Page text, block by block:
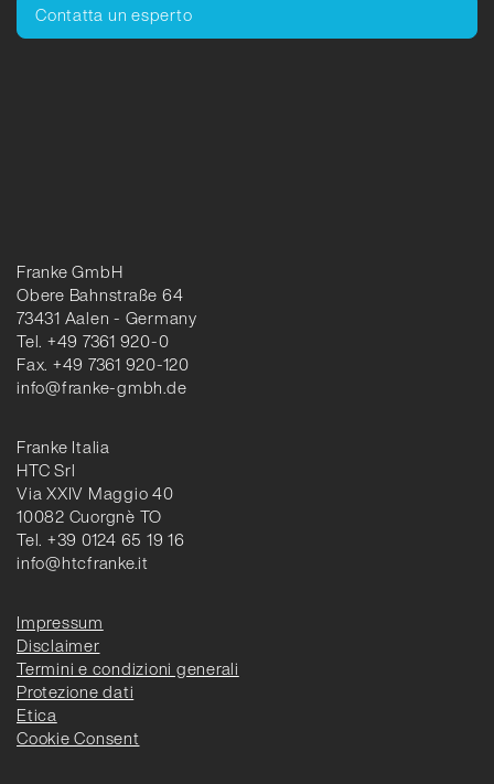
Contatta un esperto
Franke GmbH
Obere Bahnstraße 64
73431 Aalen - Germany
Tel. +49 7361 920-0
Fax. +49 7361 920-120
info@franke-gmbh.de
Franke Italia
HTC Srl
Via XXIV Maggio 40
10082 Cuorgnè TO
Tel. +39 0124 65 19 16
info@htcfranke.it
Impressum
Disclaimer
Termini e condizioni generali
Protezione dati
Etica
Cookie Consent